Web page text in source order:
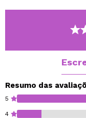
Testado
Resumo das
5
4